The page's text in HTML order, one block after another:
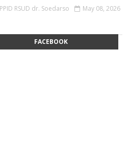
PPID RSUD dr. Soedarso May 08, 2026
FACEBOOK